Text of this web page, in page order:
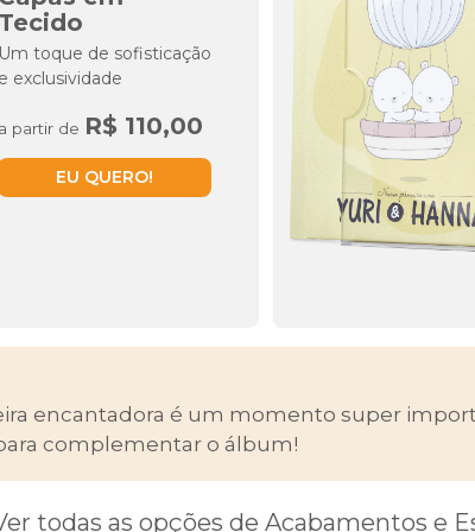
toque de sofisticação
exclusividade
partir de R$ 110,00
EU QUERO!
encantadora é um momento super
complementar o álbum!
todas as opções de Acabamentos e